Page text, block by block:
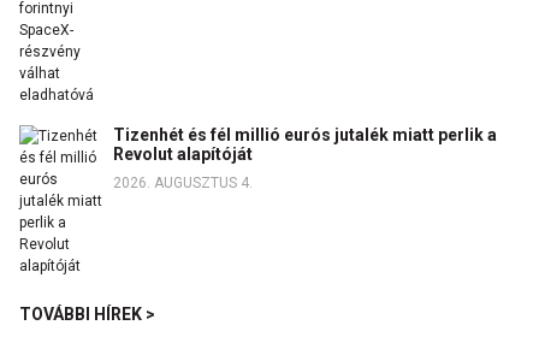
Tizenhét és fél millió eurós jutalék miatt perlik a
Revolut alapítóját
2026. AUGUSZTUS 4.
TOVÁBBI HÍREK >